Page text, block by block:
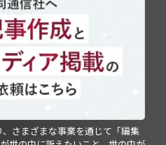
さまざまな事業を通じて「編集